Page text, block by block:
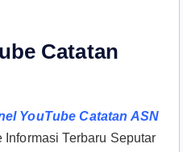
Catatan
YouTube Catatan ASN
Terbaru Seputar